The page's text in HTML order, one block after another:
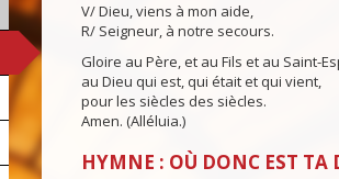
V/ Dieu, viens à mon aide,
R/ Seigneur, à notre secours.
Gloire au Père, et au Fils et au Saint-
au Dieu qui est, qui était et qui vient,
pour les siècles des siècles.
Amen. (Alléluia.)
HYMNE : OÙ DONC EST TA